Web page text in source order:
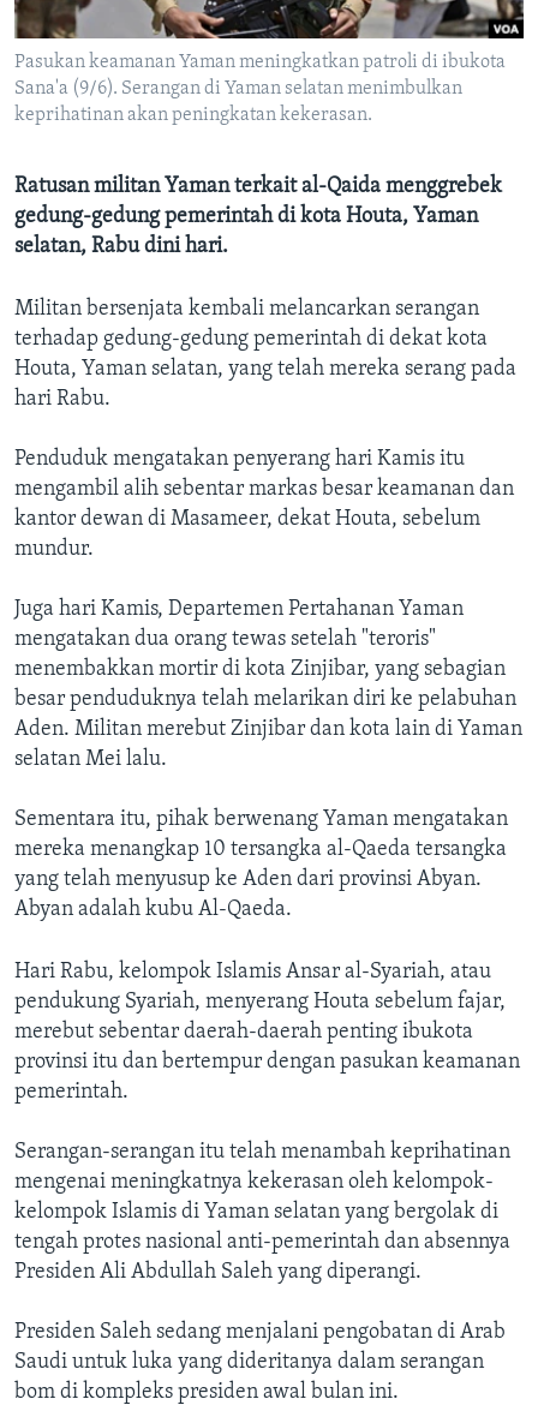
Pasukan keamanan Yaman meningkatkan patroli di ibukota
Sana'a (9/6). Serangan di Yaman selatan menimbulkan
keprihatinan akan peningkatan kekerasan.
Ratusan militan Yaman terkait al-Qaida menggrebek
gedung-gedung pemerintah di kota Houta, Yaman
selatan, Rabu dini hari.
Militan bersenjata kembali melancarkan serangan
terhadap gedung-gedung pemerintah di dekat kota
Houta, Yaman selatan, yang telah mereka serang pada
hari Rabu.
Penduduk mengatakan penyerang hari Kamis itu
mengambil alih sebentar markas besar keamanan dan
kantor dewan di Masameer, dekat Houta, sebelum
mundur.
Juga hari Kamis, Departemen Pertahanan Yaman
mengatakan dua orang tewas setelah "teroris"
menembakkan mortir di kota Zinjibar, yang sebagian
besar penduduknya telah melarikan diri ke pelabuhan
Aden. Militan merebut Zinjibar dan kota lain di Yaman
selatan Mei lalu.
Sementara itu, pihak berwenang Yaman mengatakan
mereka menangkap 10 tersangka al-Qaeda tersangka
yang telah menyusup ke Aden dari provinsi Abyan.
Abyan adalah kubu Al-Qaeda.
Hari Rabu, kelompok Islamis Ansar al-Syariah, atau
pendukung Syariah, menyerang Houta sebelum fajar,
merebut sebentar daerah-daerah penting ibukota
provinsi itu dan bertempur dengan pasukan keamanan
pemerintah.
Serangan-serangan itu telah menambah keprihatinan
mengenai meningkatnya kekerasan oleh kelompok-
kelompok Islamis di Yaman selatan yang bergolak di
tengah protes nasional anti-pemerintah dan absennya
Presiden Ali Abdullah Saleh yang diperangi.
Presiden Saleh sedang menjalani pengobatan di Arab
Saudi untuk luka yang dideritanya dalam serangan
bom di kompleks presiden awal bulan ini.